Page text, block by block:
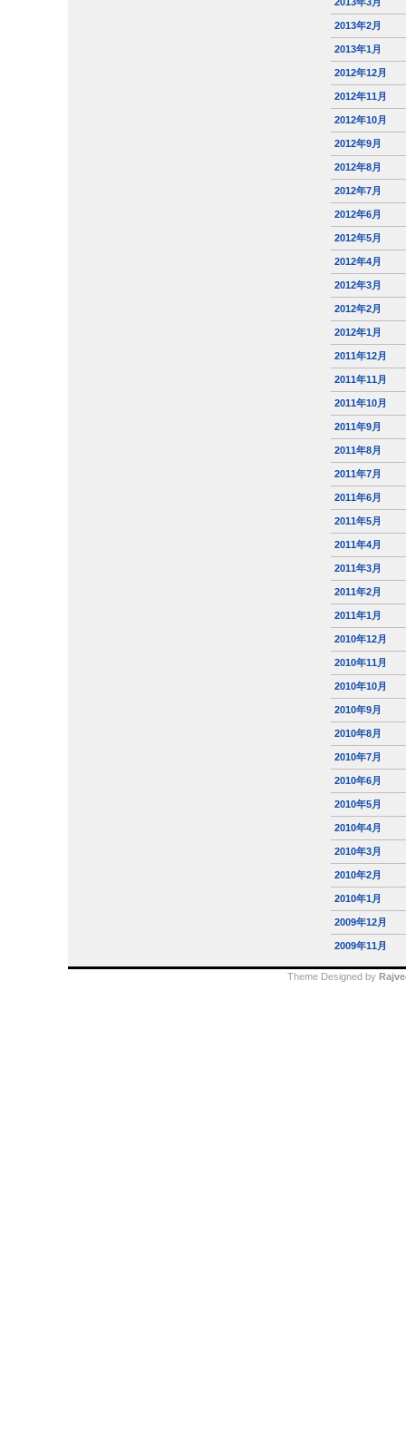
2013年2月
2013年1月
2012年12月
2012年11月
2012年10月
2012年9月
2012年8月
2012年7月
2012年6月
2012年5月
2012年4月
2012年3月
2012年2月
2012年1月
2011年12月
2011年11月
2011年10月
2011年9月
2011年8月
2011年7月
2011年6月
2011年5月
2011年4月
2011年3月
2011年2月
2011年1月
2010年12月
2010年11月
2010年10月
2010年9月
2010年8月
2010年7月
2010年6月
2010年5月
2010年4月
2010年3月
2010年2月
2010年1月
2009年12月
2009年11月
Theme Designed by